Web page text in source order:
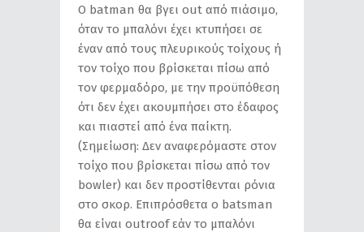
Ο batman θα βγει out από πιάσιμο,
όταν το μπαλόνι έχει κτυπήσει σε
έναν από τους πλευρικούς τοίχους ή
τον τοίχο που βρίσκεται πίσω από
τoν φερμαδόρο, με την προϋπόθεση
ότι δεν έχει ακουμπήσει στο έδαφος
και πιαστεί από ένα παίκτη.
(Σημείωση: Δεν αναφερόμαστε στον
τοίχο που βρίσκεται πίσω από τον
bowler) και δεν προστίθενται ρόνια
στο σκορ. Επιπρόσθετα ο batsman
θα είναι outroof εάν το μπαλόνι